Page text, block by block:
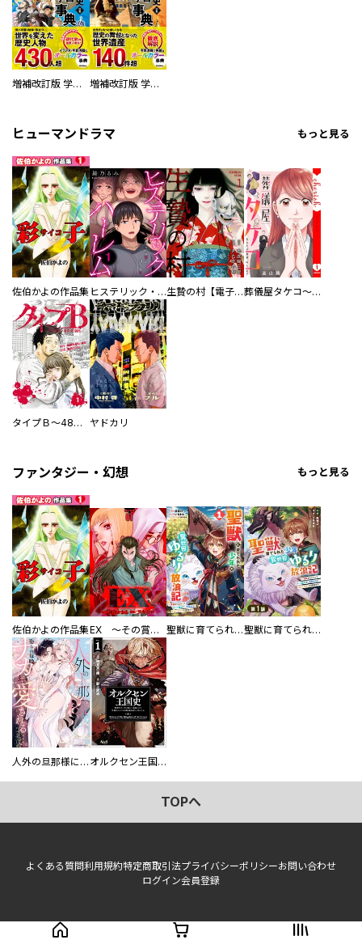
増補改訂版 学研まんが NEW世界の歴史 別巻 人物学習事典 増補改訂版 学研まんが NEW世界の歴史 別巻 世界遺産学習事典
ヒューマンドラマ もっと見る
佐伯かよの作品集 ヒステリック・ハーレム～搾られる男と堕ちる女～【電子単行本版】 生贄の村【電子単行本版】 葬儀屋タケコ～あなたの最期、叶えます【電子単行本版】
タイプＢ～48時間後、致死率100％～【単話】 ヤドカリ
ファンタジー・幻想 もっと見る
佐伯かよの作品集 EX ～その賞金稼ぎは、世界の出口を探す～【単行本版】 聖獣に育てられた少年の異世界ゆるり放浪記～神様からもらったチート魔法で、仲間たちとスローライフを満喫中～ 聖獣に育てられた少年の異世界ゆるり放浪記～神様からもらったチート魔法で、仲間たちとスローライフを満喫中～【分冊版】
人外の旦那様に娶られ毎晩ナカまで愛される…。アンソロジー オルクセン王国史
TOPへ
よくある質問利用規約特定商取引法プライバシーポリシーお問い合わせ
ログイン会員登録